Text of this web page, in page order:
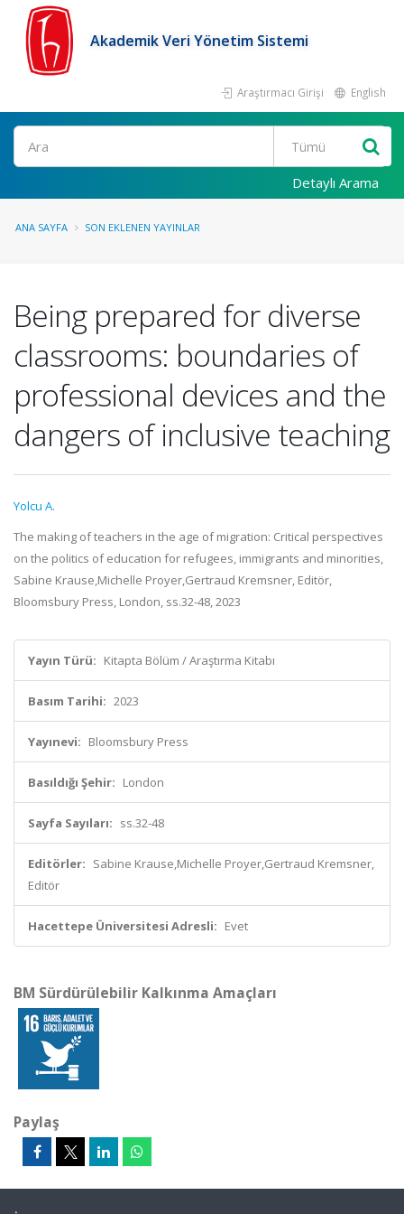
Akademik Veri Yönetim Sistemi
Araştırmacı Girişi English
Ara
Detaylı Arama
ANA SAYFA SON EKLENEN YAYINLAR
Being prepared for diverse
classrooms: boundaries of
professional devices and the
dangers of inclusive teaching
Yolcu A.
The making of teachers in the age of migration: Critical perspectives
on the politics of education for refugees, immigrants and minorities,
Sabine Krause,Michelle Proyer,Gertraud Kremsner, Editör,
Bloomsbury Press, London, ss.32-48, 2023
Yayın Türü: Kitapta Bölüm / Araştırma Kitabı
Basım Tarihi: 2023
Yayınevi: Bloomsbury Press
Basıldığı Şehir: London
Sayfa Sayıları: ss.32-48
Editörler: Sabine Krause,Michelle Proyer,Gertraud Kremsner,
Editör
Hacettepe Üniversitesi Adresli: Evet
BM Sürdürülebilir Kalkınma Amaçları
Paylaş